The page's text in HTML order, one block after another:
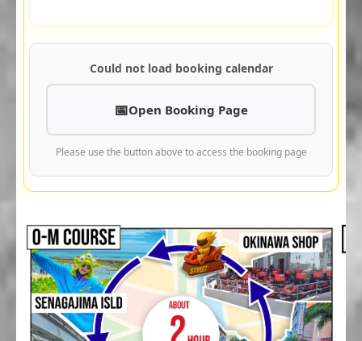
Could not load booking calendar
Open Booking Page
Please use the button above to access the booking page